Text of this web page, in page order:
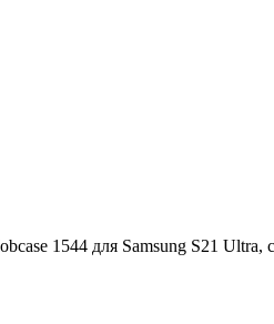
1544 для Samsung S21 Ultra,